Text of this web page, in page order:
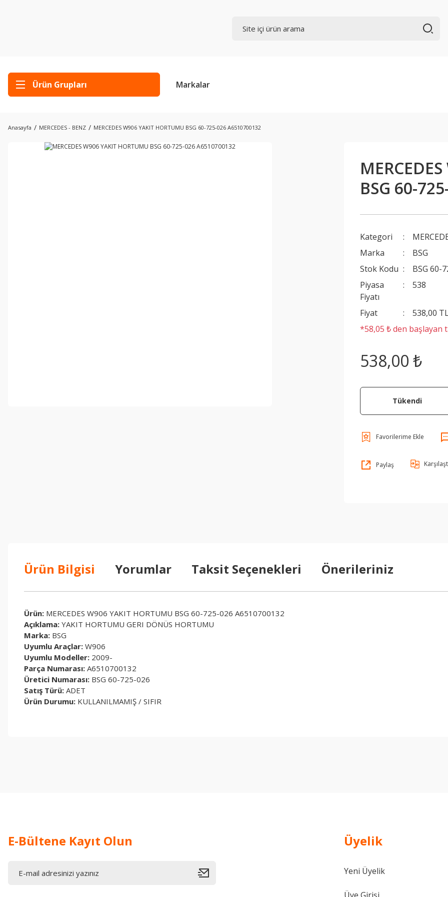
Ürün Grupları Markalar
Anasayfa MERCEDES - BENZ MERCEDES W906 YAKIT HORTUMU BSG 60-725-026 A6510700132
BSG 60-
Kategori
Marka
BSG
Stok Kodu
BSG 60-
Piyasa
Fiyatı
538
Fiyat
538,00
*58,05 ₺ den başlayan
538,00 ₺
Tükendi
Paylaş
Ürün Bilgisi Yorumlar Taksit Seçenekleri Önerileriniz
Ürün: MERCEDES W906 YAKIT HORTUMU BSG 60-725-026 A6510700132
Açıklama: YAKIT HORTUMU GERI DÖNÜS HORTUMU
Marka: BSG
Uyumlu Araçlar: W906
Uyumlu Modeller: 2009-
Parça Numarası: A6510700132
Üretici Numarası: BSG 60-725-026
Satış Türü: ADET
Ürün Durumu: KULLANILMAMIŞ / SIFIR
E-Bültene Kayıt Olun Üyelik
Yeni Üyelik